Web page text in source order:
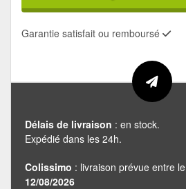
Garantie satisfait ou remboursé
Délais de livraison : en stock.
Expédié dans les 24h.
Colissimo : livraison prévue entre le
12/08/2026